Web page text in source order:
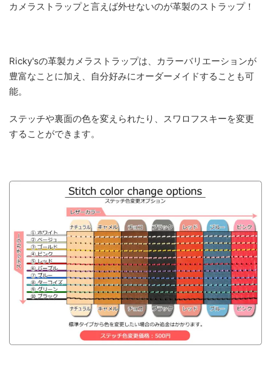
カメラストラップと言えば外せないのが革製のストラップ！
Ricky'sの革製カメラストラップは、カラーバリエーションが
豊富なことに加え、自分好みにオーダーメイドすることも可
能。
ステッチや裏面の色を変えられたり、スワロフスキーを変更
することができます。